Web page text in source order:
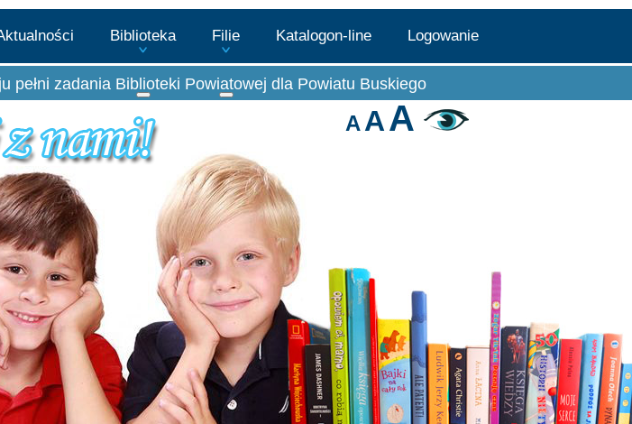
Biblioteka
Więcej o: Biblioteka
Filie
Więcej o: Filie
Katalogon-line Logowanie
pełni zadania Biblioteki Powiatowej dla Powiatu Buskiego
AAA